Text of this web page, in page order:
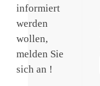
informiert
werden
wollen,
melden Sie
sich an !